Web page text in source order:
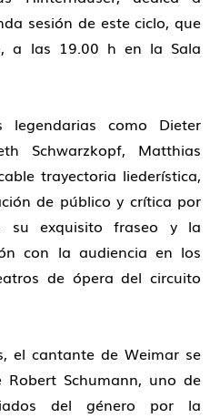
sesión de este ciclo, que
a las 19.00 h en la Sala
como Dieter
Schwarzkopf, Matthias
trayectoria liederística,
de público y crítica por
su exquisito fraseo y la
con la audiencia en los
de ópera del circuito
el cantante de Weimar se
Schumann, uno de
del género por la